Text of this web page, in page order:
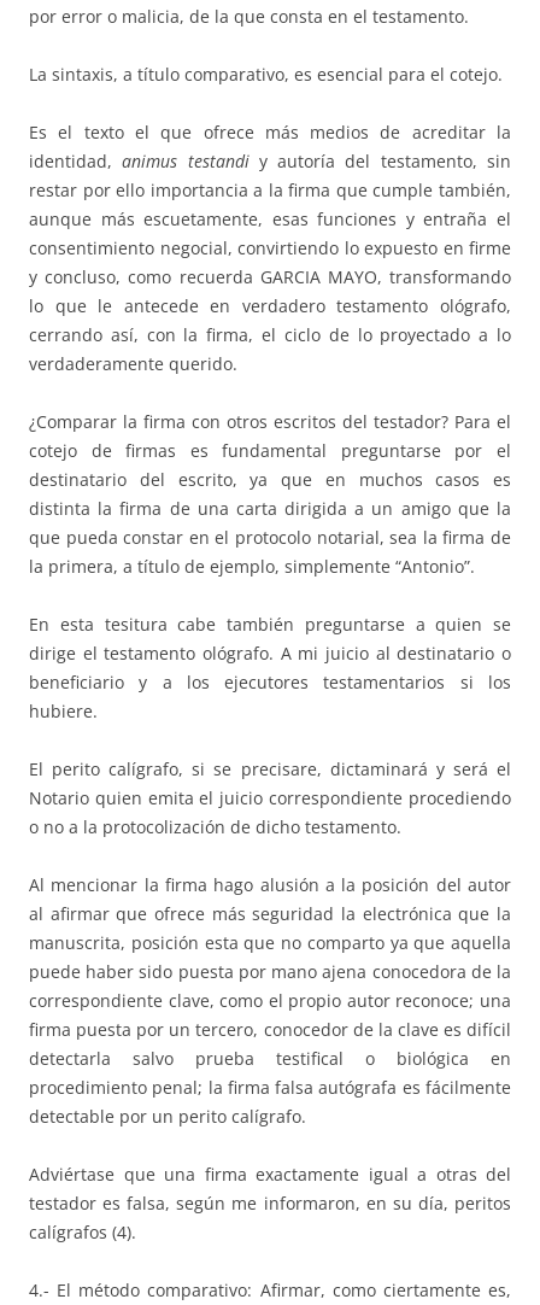
por error o malicia, de la que consta en el testamento.
La sintaxis, a título comparativo, es esencial para el cotejo.
Es el texto el que ofrece más medios de acreditar la
identidad,animus testandiy autoría del testamento, sin
restar por ello importancia a la firma que cumple también,
aunque más escuetamente, esas funciones y entraña el
consentimiento negocial, convirtiendo lo expuesto en firme
y concluso, como recuerda GARCIA MAYO, transformando
lo que le antecede en verdadero testamento ológrafo,
cerrando así, con la firma, el ciclo de lo proyectado a lo
verdaderamente querido.
¿Comparar la firma con otros escritos del testador? Para el
cotejo de firmas es fundamental preguntarse por el
destinatario del escrito, ya que en muchos casos es
distinta la firma de una carta dirigida a un amigo que la
que pueda constar en el protocolo notarial, sea la firma de
la primera, a título de ejemplo, simplemente “Antonio”.
En esta tesitura cabe también preguntarse a quien se
dirige el testamento ológrafo. A mi juicio al destinatario o
beneficiario y a los ejecutores testamentarios si los
hubiere.
El perito calígrafo, si se precisare, dictaminará y será el
Notario quien emita el juicio correspondiente procediendo
o no a la protocolización de dicho testamento.
Al mencionar la firma hago alusión a la posición del autor
al afirmar que ofrece más seguridad la electrónica que la
manuscrita, posición esta que no comparto ya que aquella
puede haber sido puesta por mano ajena conocedora de la
correspondiente clave, como el propio autor reconoce; una
firma puesta por un tercero, conocedor de la clave es difícil
detectarla salvo prueba testifical o biológica en
procedimiento penal; la firma falsa autógrafa es fácilmente
detectable por un perito calígrafo.
Adviértase que una firma exactamente igual a otras del
testador es falsa, según me informaron, en su día, peritos
calígrafos (4).
4.- El método comparativo: Afirmar, como ciertamente es,